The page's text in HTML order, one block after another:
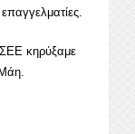
κηρύξαμε